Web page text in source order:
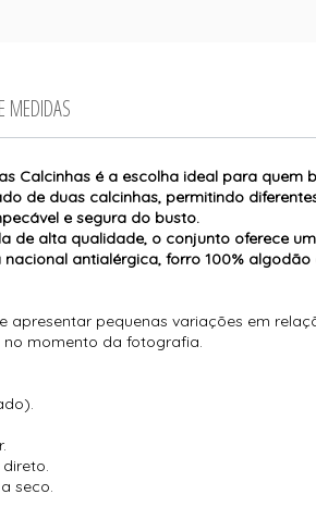
MEDIDAS
Calcinhas é a escolha ideal para
de duas calcinhas, permitindo
e segura do busto.
de alta qualidade, o conjunto oferece
antialérgica, forro 100%
apresentar pequenas variações em
no momento da fotografia.
seco.